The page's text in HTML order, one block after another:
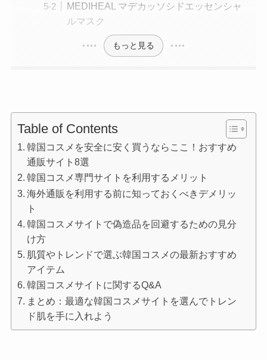
MEDIHEAL マデカッソシドエッセンシャ
ルマスク
もっと見る
Table of Contents
韓国コスメを安全に安く買うならここ！おすすめ
通販サイト8選
韓国コスメ専門サイトを利用するメリット
海外通販を利用する前に知っておくべきデメリッ
ト
韓国コスメサイトで偽造品を回避するための見分
け方
肌質やトレンドで選ぶ韓国コスメの最新おすすめ
アイテム
韓国コスメサイトに関するQ&A
まとめ：最適な韓国コスメサイトを選んでトレン
ド肌を手に入れよう